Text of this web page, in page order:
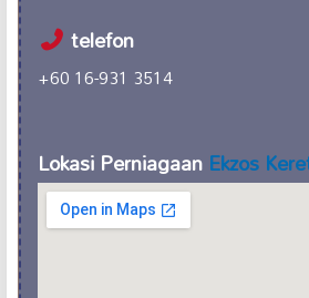
telefon
+60 16-931 3514
Lokasi PerniagaanEkzos